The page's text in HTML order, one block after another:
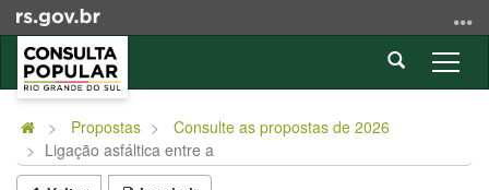
para
conteúdo
para
a
Abrir
a
Início
conteúdo
Propostas
Consulte as propostas de 2026
Ligação asfáltica entre a